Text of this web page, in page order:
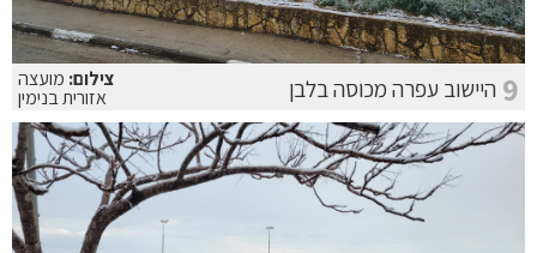
9 היישוב עפרה מכוסה בלבן צילום: מועצה
אזורית בנימין